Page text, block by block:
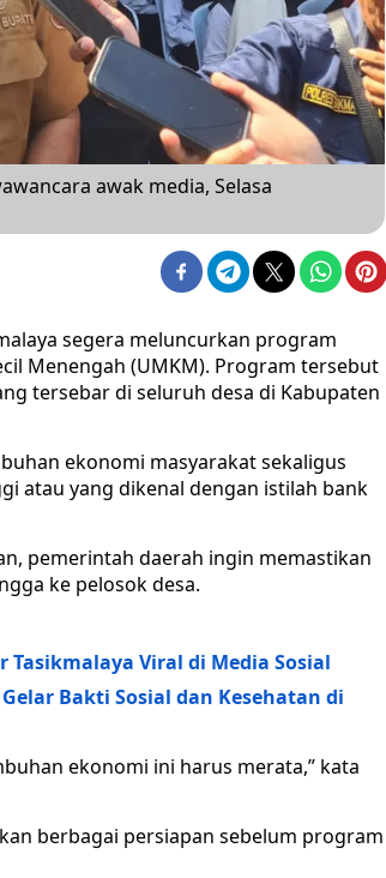
awak media, Selasa
segera meluncurkan program
Menengah (UMKM). Program tersebut
tersebar di seluruh desa di Kabupaten
ekonomi masyarakat sekaligus
atau yang dikenal dengan istilah bank
pemerintah daerah ingin memastikan
ke pelosok desa.
Tasikmalaya Viral di Media Sosial
Bakti Sosial dan Kesehatan di
ekonomi ini harus merata,” kata
berbagai persiapan sebelum program